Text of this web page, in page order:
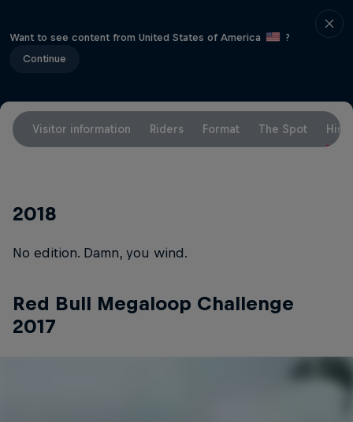
Want to see content from United States of America
?
Continue
Visitor information Riders Format The Spot
2018
No edition. Damn, you wind.
Red Bull Megaloop Challenge
2017